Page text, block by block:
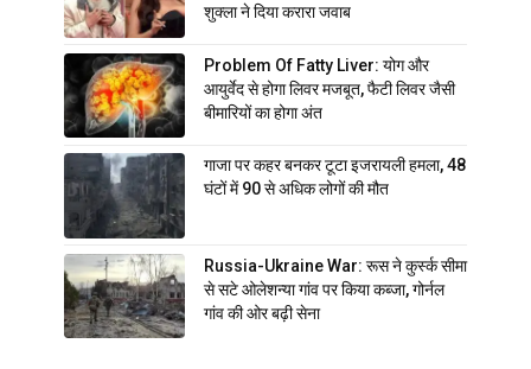
शुक्ला ने दिया करारा जवाब
Problem Of Fatty Liver: योग और
आयुर्वेद से होगा लिवर मजबूत, फैटी लिवर जैसी
बीमारियों का होगा अंत
गाजा पर कहर बनकर टूटा इजरायली हमला, 48
घंटों में 90 से अधिक लोगों की मौत
Russia-Ukraine War: रूस ने कुर्स्क सीमा
से सटे ओलेशन्या गांव पर किया कब्जा, गोर्नल
गांव की ओर बढ़ी सेना